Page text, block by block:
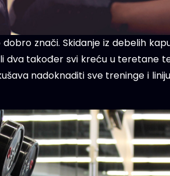
znači. Skidanje iz debelih
dva također svi kreću u teretane
nadoknaditi sve treninge i